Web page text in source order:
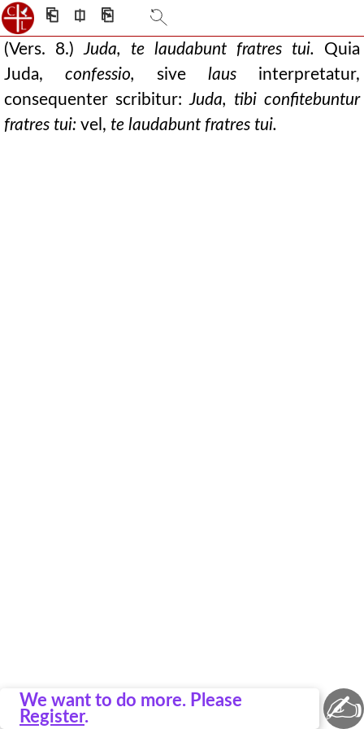
⎗ ⎅ ⎘
(Vers. 8.) Juda, te laudabunt fratres tui. Quia
Juda, confessio, sive laus interpretatur,
consequenter scribitur: Juda, tibi confitebuntur
fratres tui: vel, te laudabunt fratres tui.
We want to do more. Please
Register. ✍